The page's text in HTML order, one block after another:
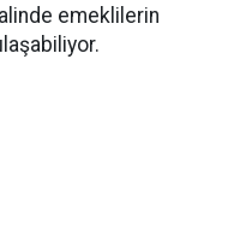
emeklilerin